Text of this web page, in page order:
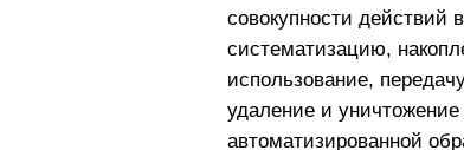
совокупности действий
систематизацию,
использование,
удаление и
автоматизированной